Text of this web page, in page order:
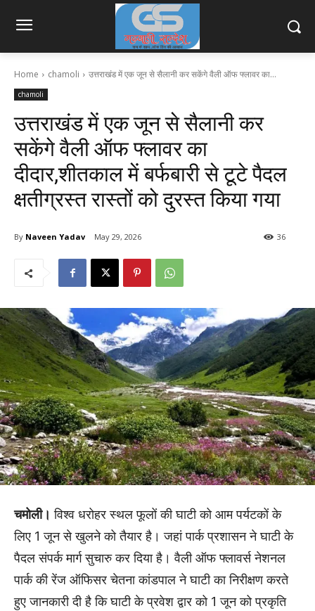
Home chamoli उत्तराखंड में एक जून से सैलानी कर सकेंगे वैली ऑफ फ्लावर का...
chamoli
उत्तराखंड में एक जून से सैलानी कर
सकेंगे वैली ऑफ फ्लावर का
दीदार,शीतकाल में बर्फबारी से टूटे पैदल
क्षतीग्रस्त रास्तों को दुरस्त किया गया
By Naveen Yadav May 29, 2026 36
चमोली। विश्व धरोहर स्थल फूलों की घाटी को आम पर्यटकों के
लिए 1 जून से खुलने को तैयार है। जहां पार्क प्रशासन ने घाटी के
पैदल संपर्क मार्ग सुचारु कर दिया है। वैली ऑफ फ्लावर्स नेशनल
पार्क की रेंज ऑफिसर चेतना कांडपाल ने घाटी का निरीक्षण करते
हुए जानकारी दी है कि घाटी के प्रवेश द्वार को 1 जून को प्रकृति